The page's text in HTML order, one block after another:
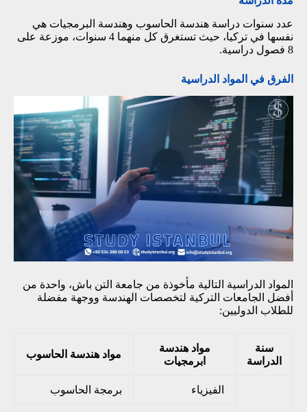
عدد سنوات دراسة هندسة الحاسوب وهندسة البرمجيات هي
نفسها في تركيا، حيث تستغرق كل منهما 4 سنوات، موزعة على
8 فصول دراسية.
الفرق في المواد الدراسية
المواد الدراسية التالية مأخوذة من جامعة التن باش، واحدة من
أفضل الجامعات التركية لتخصصات الهندسة ووجهة مفضلة
للطلاب الدوليين:
سنة
الدراسة
مواد هندسة
ابرمجيات
مواد هندسة الحاسوب
الفيزياء برمجة الحاسوب